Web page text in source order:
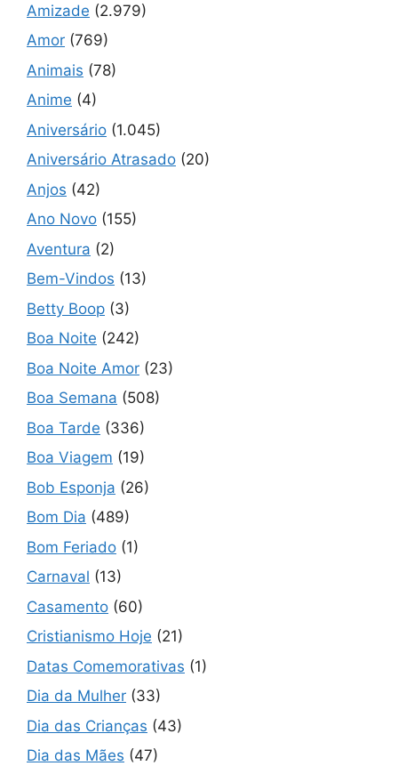
Amizade (2.979)
Amor (769)
Animais (78)
Anime (4)
Aniversário (1.045)
Aniversário Atrasado (20)
Anjos (42)
Ano Novo (155)
Aventura (2)
Bem-Vindos (13)
Betty Boop (3)
Boa Noite (242)
Boa Noite Amor (23)
Boa Semana (508)
Boa Tarde (336)
Boa Viagem (19)
Bob Esponja (26)
Bom Dia (489)
Bom Feriado (1)
Carnaval (13)
Casamento (60)
Cristianismo Hoje (21)
Datas Comemorativas (1)
Dia da Mulher (33)
Dia das Crianças (43)
Dia das Mães (47)